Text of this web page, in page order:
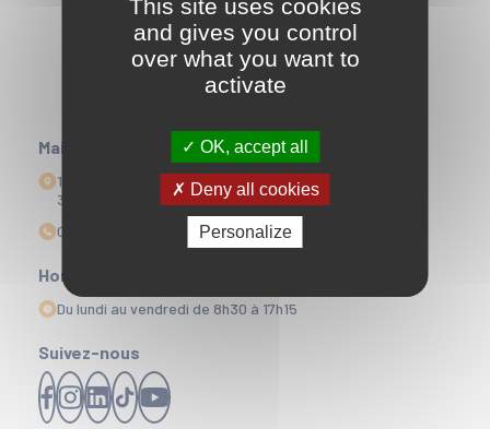
Mairie
1 Esplanade Edmond Doré
33164 La Teste-de-Buch
05 56 22 35 00
Horaires d'ouvertures
Du lundi au vendredi de 8h30 à 17h15
Suivez-nous
This site uses cookies
and gives you control
over what you want to
activate
OK, accept all
Deny all cookies
Personalize